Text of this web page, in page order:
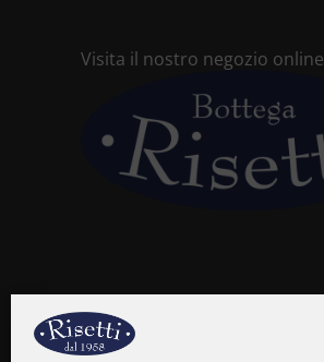
Visita il nostro negozio online